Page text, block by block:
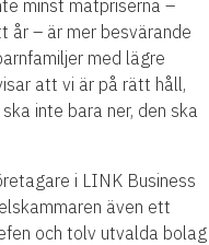
minst matpriserna –
år – är mer besvärande
med lägre
att vi är på rätt håll,
inte bara ner, den ska
i LINK Business
även ett
och tolv utvalda bolag